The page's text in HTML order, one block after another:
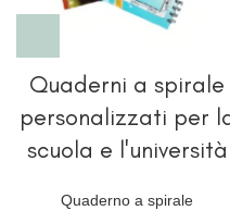
Quaderni a spirale
personalizzati per
scuola e l'università
Quaderno a spirale